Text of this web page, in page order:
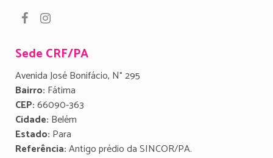
Sede CRF/PA
Avenida José Bonifácio, N° 295
Bairro: Fátima
CEP:66090-363
Cidade: Belém
Estado: Para
Referência:Antigo prédio da SINCOR/PA.